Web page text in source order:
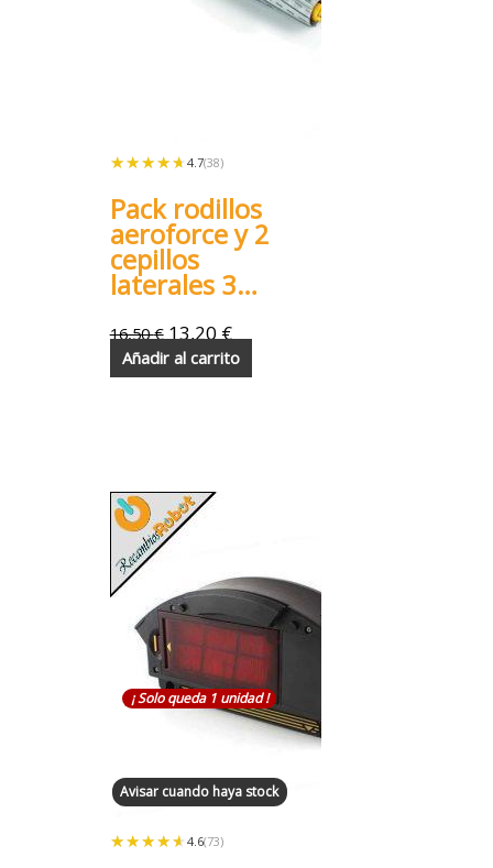
★★★★★
★★★★★ 4.7(38)
Pack rodillos
aeroforce y 2
cepillos
laterales 3
Roomba 800
900
16,50€ 13,20€
Añadir al carrito
¡ Solo queda 1 unidad !
Avisar cuando haya stock
★★★★★
★★★★★ 4.6(73)